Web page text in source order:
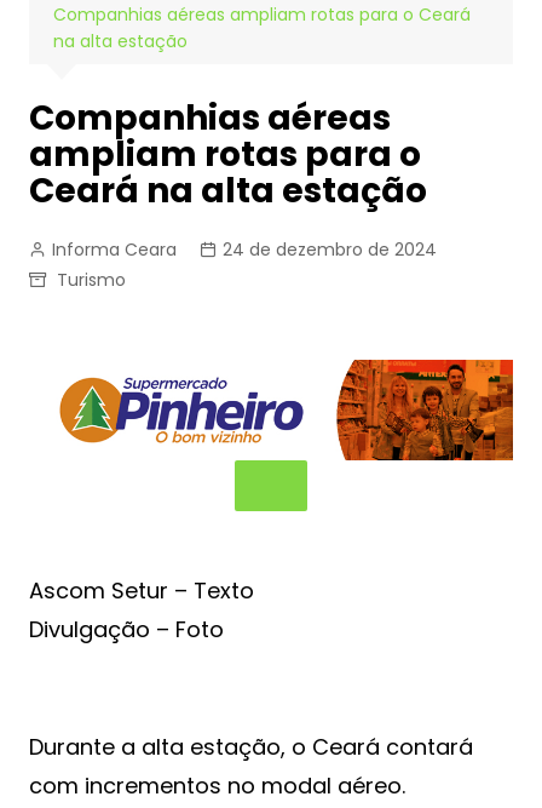
Companhias aéreas ampliam rotas para o Ceará
na alta estação
Companhias aéreas
ampliam rotas para o
Ceará na alta estação
Informa Ceara
24 de dezembro de 2024
Turismo
Ascom Setur – Texto
Divulgação – Foto
Durante a alta estação, o Ceará contará
com incrementos no modal aéreo.